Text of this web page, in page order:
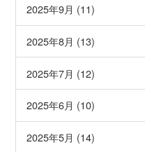
2025年9月 (11)
2025年8月 (13)
2025年7月 (12)
2025年6月 (10)
2025年5月 (14)